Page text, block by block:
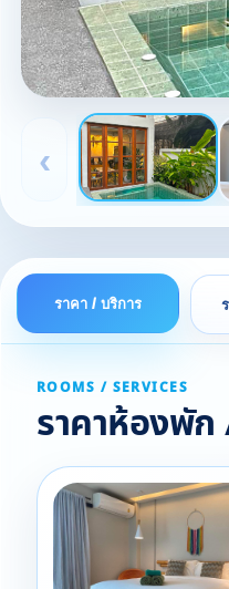
‹
ราคา / บริการ
ROOMS / SERVICES
ราคาห้องพัก